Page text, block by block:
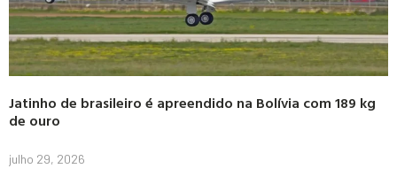
Jatinho de brasileiro é apreendido na Bolívia com 189 kg
de ouro
julho 29, 2026